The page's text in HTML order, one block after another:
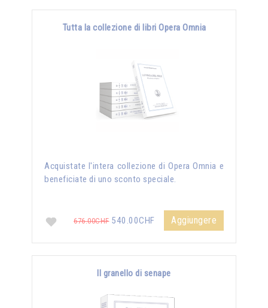
Tutta la collezione di libri Opera Omnia
Acquistate l'intera collezione di Opera Omnia e
beneficiate di uno sconto speciale.
676.00CHF540.00CHF Aggiungere
Il granello di senape